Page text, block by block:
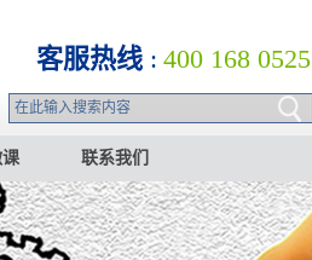
客服热线 : 400 168 0525
联系我们